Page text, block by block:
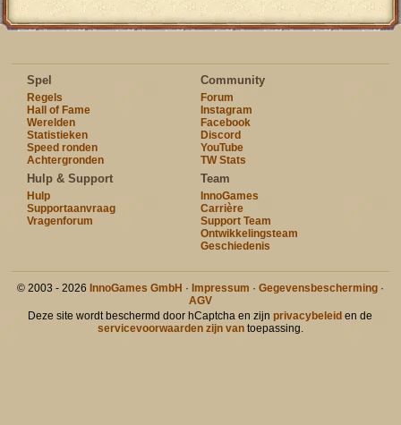
Spel
Regels
Hall of Fame
Werelden
Statistieken
Speed ronden
Achtergronden
Community
Forum
Instagram
Facebook
Discord
YouTube
TW Stats
Hulp & Support
Hulp
Supportaanvraag
Vragenforum
Team
InnoGames
Carrière
Support Team
Ontwikkelingsteam
Geschiedenis
© 2003 - 2026 InnoGames GmbH · Impressum · Gegevensbescherming·
AGV
Deze site wordt beschermd door hCaptcha en zijnprivacybeleid en de
servicevoorwaarden zijn vantoepassing.